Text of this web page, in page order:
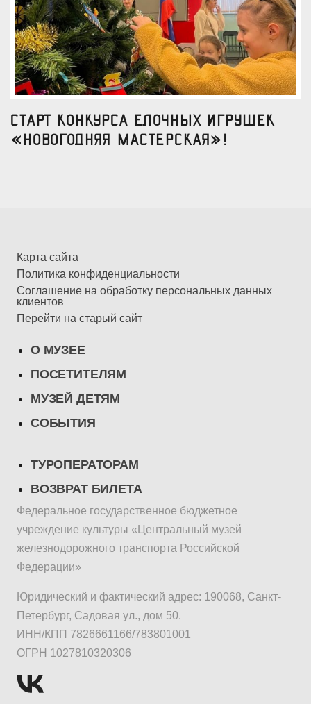
Старт конкурса елочных игрушек
«Новогодняя мастерская»!
Карта сайта
Политика конфиденциальности
Соглашение на обработку персональных данных
клиентов
Перейти на старый сайт
О МУЗЕЕ
ПОСЕТИТЕЛЯМ
МУЗЕЙ ДЕТЯМ
СОБЫТИЯ
ТУРОПЕРАТОРАМ
ВОЗВРАТ БИЛЕТА
Федеральное государственное бюджетное
учреждение культуры «Центральный музей
железнодорожного транспорта Российской
Федерации»
Юридический и фактический адрес: 190068, Санкт-
Петербург, Садовая ул., дом 50.
ИНН/КПП 7826661166/783801001
ОГРН 1027810320306